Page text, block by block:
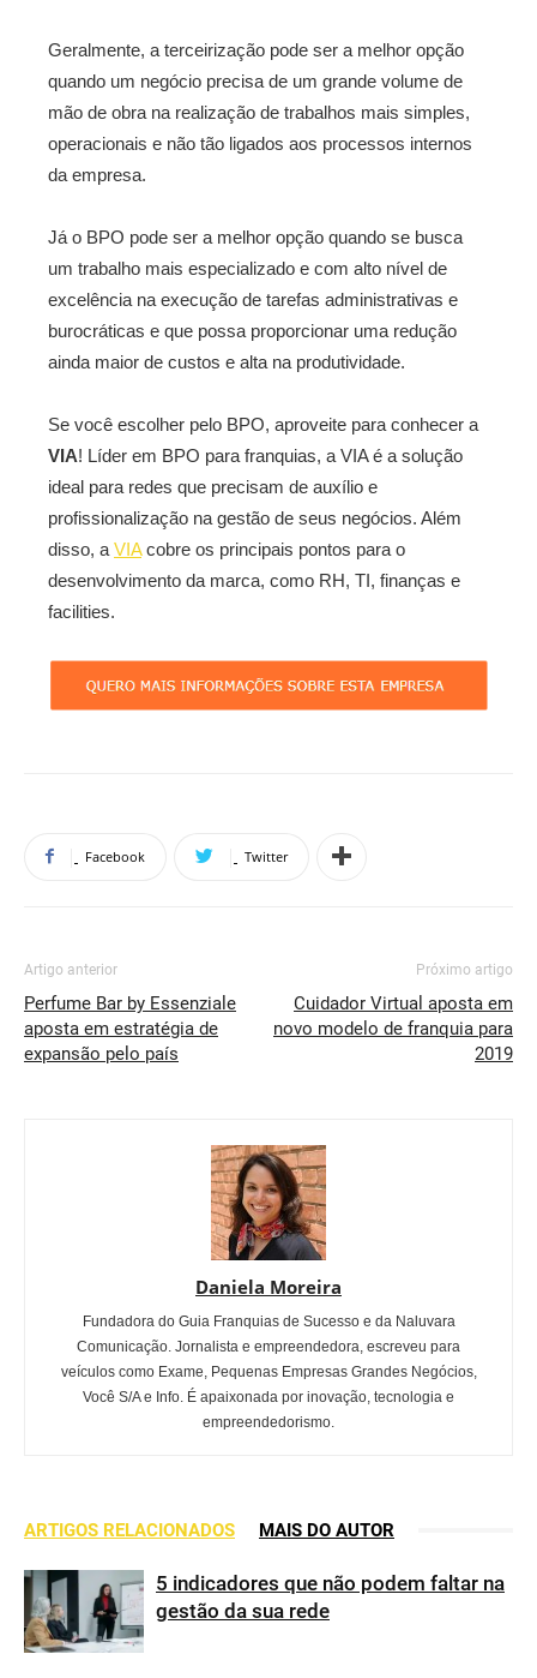
Geralmente, a terceirização pode ser a melhor opção
quando um negócio precisa de um grande volume de
mão de obra na realização de trabalhos mais simples,
operacionais e não tão ligados aos processos internos
da empresa.
Já o BPO pode ser a melhor opção quando se busca
um trabalho mais especializado e com alto nível de
excelência na execução de tarefas administrativas e
burocráticas e que possa proporcionar uma redução
ainda maior de custos e alta na produtividade.
Se você escolher pelo BPO, aproveite para conhecer a
VIA! Líder em BPO para franquias, a VIA é a solução
ideal para redes que precisam de auxílio e
profissionalização na gestão de seus negócios. Além
disso, a VIAcobre os principais pontos para o
desenvolvimento da marca, como RH, TI, finanças e
facilities.
Facebook Twitter
Artigo anterior
Perfume Bar by Essenziale
aposta em estratégia de
expansão pelo país
Próximo artigo
Cuidador Virtual aposta em
novo modelo de franquia para
2019
Daniela Moreira
Fundadora do Guia Franquias de Sucesso e da Naluvara
Comunicação. Jornalista e empreendedora, escreveu para
veículos como Exame, Pequenas Empresas Grandes Negócios,
Você S/A e Info. É apaixonada por inovação, tecnologia e
empreendedorismo.
ARTIGOS RELACIONADOS MAIS DO AUTOR
5 indicadores que não podem faltar na
gestão da sua rede